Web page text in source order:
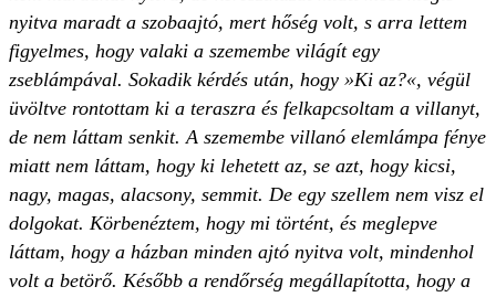
nyitva maradt a szobaajtó, mert hőség volt, s arra lettem
figyelmes, hogy valaki a szemembe világít egy
zseblámpával. Sokadik kérdés után, hogy »Ki az?«, végül
üvöltve rontottam ki a teraszra és felkapcsoltam a villanyt,
de nem láttam senkit. A szemembe villanó elemlámpa fénye
miatt nem láttam, hogy ki lehetett az, se azt, hogy kicsi,
nagy, magas, alacsony, semmit. De egy szellem nem visz el
dolgokat. Körbenéztem, hogy mi történt, és meglepve
láttam, hogy a házban minden ajtó nyitva volt, mindenhol
volt a betörő. Később a rendőrség megállapította, hogy a